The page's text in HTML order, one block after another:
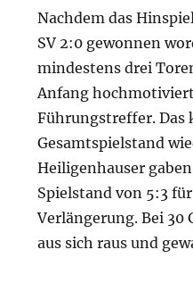
Nachdem das
SV 2:0 gewonnen
mindestens drei
Anfang
Führungstreffer. Das
Gesamtspielstand
Heiligenhauser
Spielstand von 5:3
Verlängerung. Bei 30
aus sich raus und